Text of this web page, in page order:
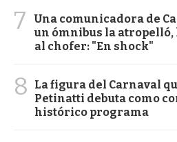
7
Una comunicadora de
un ómnibus la
al chofer: "En shock"
8
La figura del Carnaval
Petinatti debuta como
histórico programa